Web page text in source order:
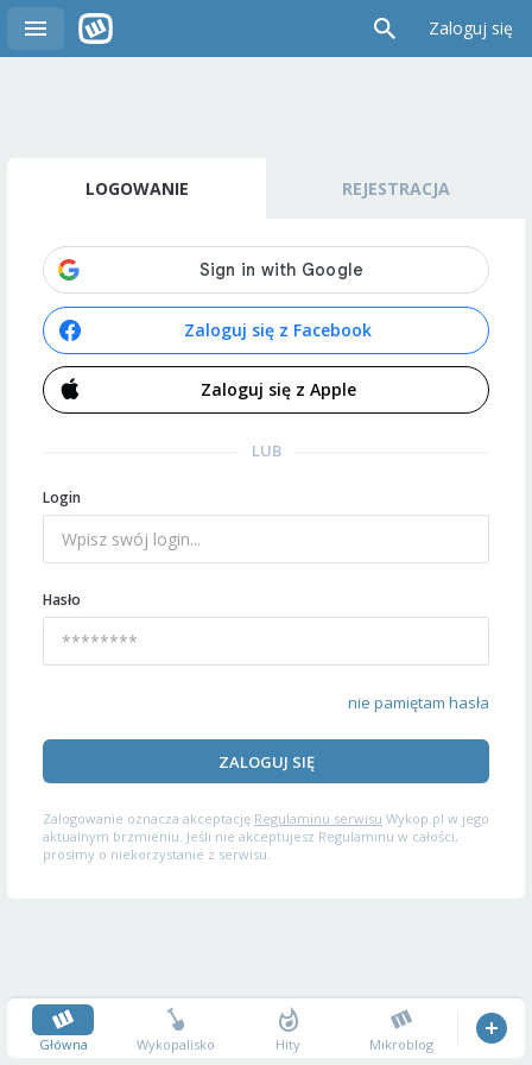
Zaloguj się
LOGOWANIE REJESTRACJA
Zaloguj się z Facebook
Zaloguj się z Apple
LUB
Login
Hasło
nie pamiętam hasła
ZALOGUJ SIĘ
Zalogowanie oznacza akceptację Regulaminu serwisu Wykop.pl w jego
aktualnym brzmieniu. Jeśli nie akceptujesz Regulaminu w całości,
prosimy o niekorzystanie z serwisu.
Główna Wykopalisko Hity Mikroblog